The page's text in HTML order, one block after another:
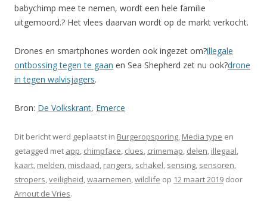
babychimp mee te nemen, wordt een hele familie
uitgemoord.? Het vlees daarvan wordt op de markt verkocht.
Drones en smartphones worden ook ingezet om?illegale
ontbossing tegen te gaan en Sea Shepherd zet nu ook?drone
in tegen walvisjagers.
Bron: De Volkskrant, Emerce
Dit bericht werd geplaatst in Burgeropsporing, Media type en
getagged met app, chimpface, clues, crimemap, delen, illegaal,
kaart, melden, misdaad, rangers, schakel, sensing, sensoren,
stropers,veiligheid,waarnemen,wildlife op 12 maart 2019 door
Arnout de Vries.